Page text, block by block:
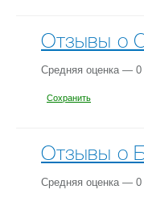
Отзывы о
Средняя оценка — 0
Сохранить
Отзывы о
Средняя оценка — 0